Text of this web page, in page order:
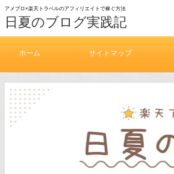
アメブロ×楽天トラベルのアフィリエイトで稼ぐ方法
日夏のブログ実践記
ホーム サイトマップ